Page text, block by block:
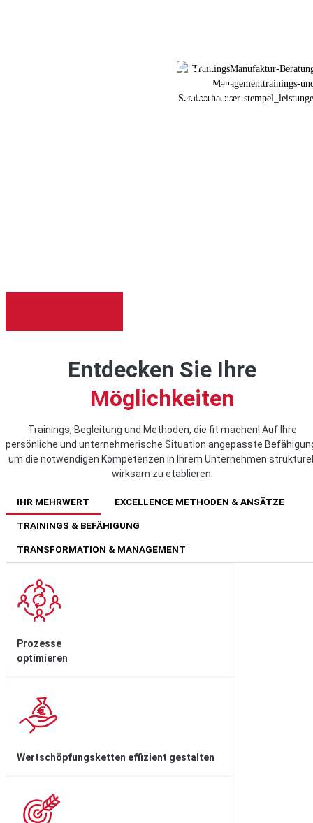
HILFE ZUR
SELBSTHILFE
Entdecken Sie Ihre
Möglichkeiten
Trainings, Begleitung und Methoden, die fit machen! Auf Ihre
persönliche und unternehmerische Situation angepasste
um die notwendigen Kompetenzen in Ihrem Unternehmen
wirksam zu etablieren.
IHR MEHRWERT EXCELLENCE METHODEN & ANSÄTZE
TRAININGS & BEFÄHIGUNG
TRANSFORMATION & MANAGEMENT
Prozesse
optimieren
Wertschöpfungs­ketten effizient gestalten